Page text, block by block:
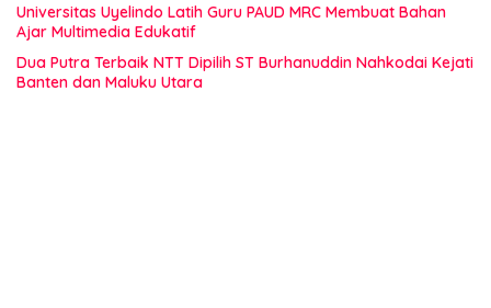
Universitas Uyelindo Latih Guru PAUD MRC Membuat Bahan
Ajar Multimedia Edukatif
Dua Putra Terbaik NTT Dipilih ST Burhanuddin Nahkodai Kejati
Banten dan Maluku Utara